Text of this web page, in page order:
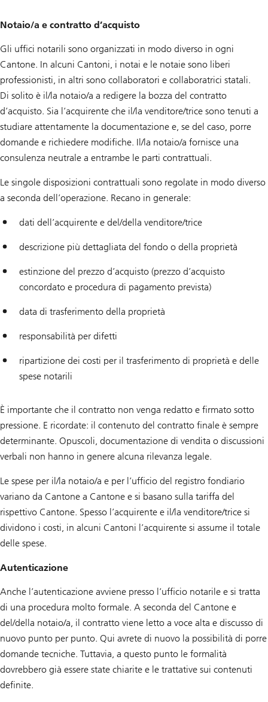
Notaio/a e contratto d’acquisto
Gli uffici notarili sono organizzati in modo diverso in ogni
Cantone. In alcuni Cantoni, i notai e le notaie sono liberi
professionisti, in altri sono collaboratori e collaboratrici statali.
Di solito è il/la notaio/a a redigere la bozza del contratto
d’acquisto. Sia l’acquirente che il/la venditore/trice sono tenuti a
studiare attentamente la documentazione e, se del caso, porre
domande e richiedere modifiche. Il/la notaio/a fornisce una
consulenza neutrale a entrambe le parti contrattuali.
Le singole disposizioni contrattuali sono regolate in modo diverso
a seconda dell’operazione. Recano in generale:
dati dell’acquirente e del/della venditore/trice
descrizione più dettagliata del fondo o della proprietà
estinzione del prezzo d’acquisto (prezzo d’acquisto
concordato e procedura di pagamento prevista)
data di trasferimento della proprietà
responsabilità per difetti
ripartizione dei costi per il trasferimento di proprietà e delle
spese notarili
È importante che il contratto non venga redatto e firmato sotto
pressione. E ricordate: il contenuto del contratto finale è sempre
determinante. Opuscoli, documentazione di vendita o discussioni
verbali non hanno in genere alcuna rilevanza legale.
Le spese per il/la notaio/a e per l’ufficio del registro fondiario
variano da Cantone a Cantone e si basano sulla tariffa del
rispettivo Cantone. Spesso l’acquirente e il/la venditore/trice si
dividono i costi, in alcuni Cantoni l’acquirente si assume il totale
delle spese.
Autenticazione
Anche l’autenticazione avviene presso l’ufficio notarile e si tratta
di una procedura molto formale. A seconda del Cantone e
del/della notaio/a, il contratto viene letto a voce alta e discusso di
nuovo punto per punto. Qui avrete di nuovo la possibilità di porre
domande tecniche. Tuttavia, a questo punto le formalità
dovrebbero già essere state chiarite e le trattative sui contenuti
definite.